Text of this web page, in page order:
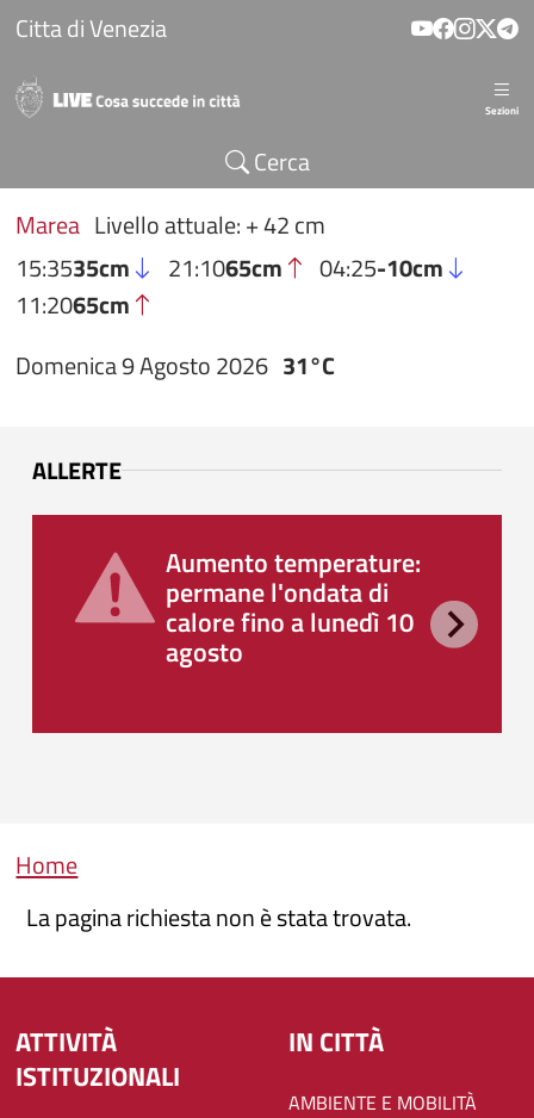
Salta al contenuto principale
Citta di Venezia
Sezioni
Cerca
Marea Livello attuale: + 42 cm
15:3535cm 21:1065cm 04:25-10cm
11:2065cm
Domenica 9 Agosto 2026 31°C
ALLERTE
Aumento temperature:
permane l'ondata di
calore fino a lunedì 10
agosto
Briciole di pane
Home
La pagina richiesta non è stata trovata.
ATTIVITÀ
ISTITUZIONALI
IN CITTÀ
AMBIENTE E MOBILITÀ